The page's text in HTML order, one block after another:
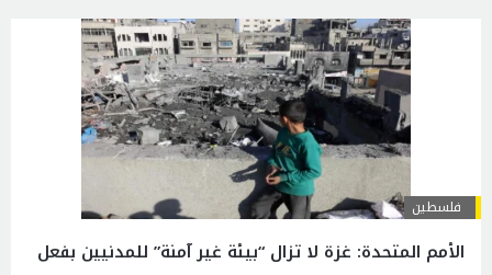
فلسطين
الأمم المتحدة: غزة لا تزال “بيئة غير آمنة” للمدنيين بفعل